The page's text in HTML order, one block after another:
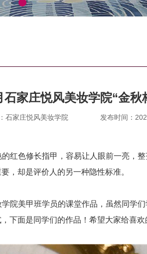
石家庄悦风美妆学院“金秋
石家庄悦风美妆学院 发布时间：
色修长指甲，容易让人眼前一亮，整
，却是评价人的另一种隐性标准。
美甲班学员的课堂作品，虽然同学们
下面是同学们的作品！希望大家给喜欢